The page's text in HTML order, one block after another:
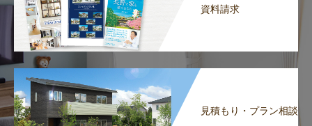
資料請求
見積もり・プラン相談